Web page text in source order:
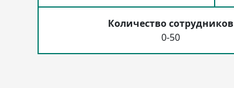
Количество сотрудников
0-50